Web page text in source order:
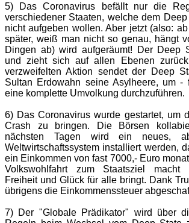
5) Das Coronavirus befällt nur die
verschiedener Staaten, welche dem
nicht aufgeben wollen. Aber jetzt (also:
später, weiß man nicht so genau, hängt
Dingen ab) wird aufgeräumt! Der Deep
und zieht sich auf allen Ebenen
verzweifelten Aktion sendet der Deep
Sultan Erdowahn seine Asylheere, um -
eine komplette Umvolkung durchzuführen.
6) Das Coronavirus wurde gestartet, um
Crash zu bringen. Die Börsen
nächsten Tagen wird ein neues,
Weltwirtschaftssystem installiert werden,
ein Einkommen von fast 7000,- Euro
Volkswohlfahrt zum Staatsziel macht
Freiheit und Glück für alle bringt. Dank
übrigens die Einkommenssteuer
7) Der "Globale Prädikator" wird über